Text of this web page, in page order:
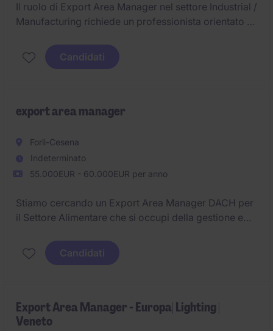
Il ruolo di Export Area Manager nel settore Industrial /
Manufacturing richiede un professionista orientato ai
commerciali a livello internazionale.
attraverso strategie di vendita mirate.
Candidati
export area manager
Forlì-Cesena
Indeterminato
55.000EUR - 60.000EUR per anno
Stiamo cercando un Export Area Manager DACH per
il Settore Alimentare che si occupi della gestione e
tedesca. Il ruolo richiede una solida conoscenza del
settore e capacità di costruire relazioni durature con i
Candidati
Export Area Manager - Europa| Lighting |
Veneto